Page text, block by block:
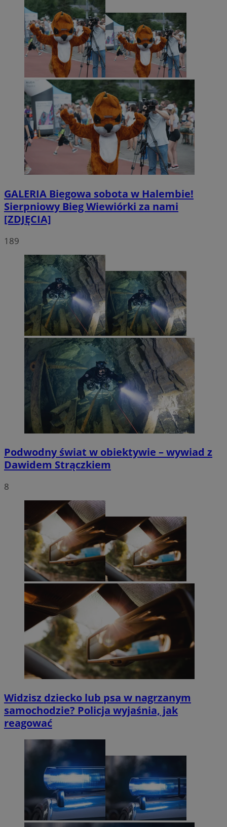
GALERIA Biegowa sobota w Halembie!
Sierpniowy Bieg Wiewiórki za nami
[ZDJĘCIA]
189
Podwodny świat w obiektywie – wywiad z
Dawidem Strączkiem
8
Widzisz dziecko lub psa w nagrzanym
samochodzie? Policja wyjaśnia, jak
reagować